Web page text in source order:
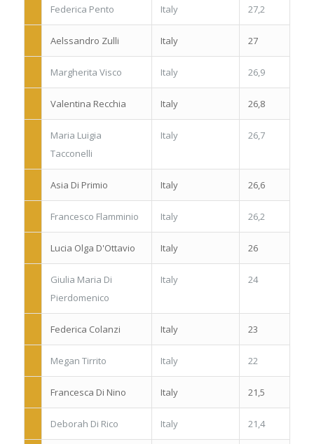
Federica Pento Italy 27,2
Aelssandro Zulli Italy 27
Margherita Visco Italy 26,9
Valentina Recchia Italy 26,8
Maria Luigia
Tacconelli
Italy 26,7
Asia Di Primio Italy 26,6
Francesco Flamminio Italy 26,2
Lucia Olga D'Ottavio Italy 26
Giulia Maria Di
Pierdomenico
Italy 24
Federica Colanzi Italy 23
Megan Tirrito Italy 22
Francesca Di Nino Italy 21,5
Deborah Di Rico Italy 21,4